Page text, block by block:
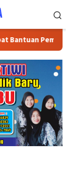
Pemprov